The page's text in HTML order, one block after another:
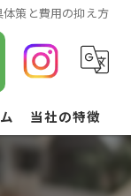
策と費用の抑え方
当社の特徴